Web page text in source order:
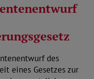
des
eines Gesetzes zur